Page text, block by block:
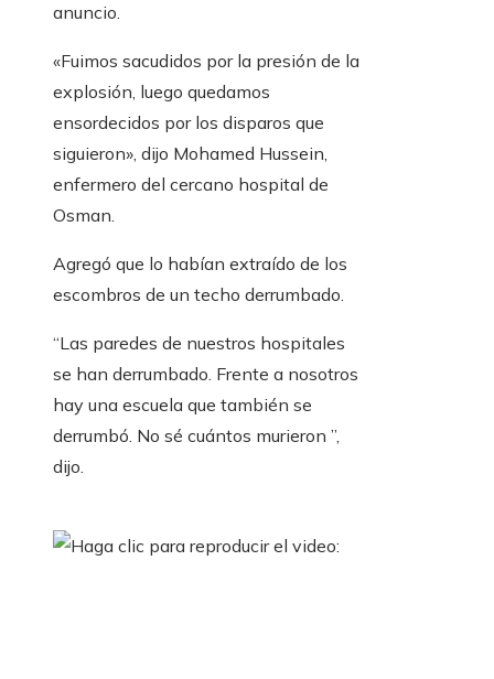
anuncio.
«Fuimos sacudidos por la presión de la
explosión, luego quedamos
ensordecidos por los disparos que
siguieron», dijo Mohamed Hussein,
enfermero del cercano hospital de
Osman.
Agregó que lo habían extraído de los
escombros de un techo derrumbado.
“Las paredes de nuestros hospitales
se han derrumbado. Frente a nosotros
hay una escuela que también se
derrumbó. No sé cuántos murieron ”,
dijo.